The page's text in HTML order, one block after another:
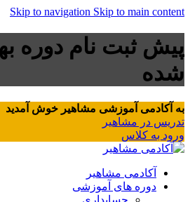
Skip to navigation Skip to main content
پیش ثبت نام دوره
شده
به آکادمی آموزشی مشاهیر خوش آمدید
تدریس در مشاهیر
ورود به کلاس
آکادمی مشاهیر
دوره های آموزشی
حسابداری